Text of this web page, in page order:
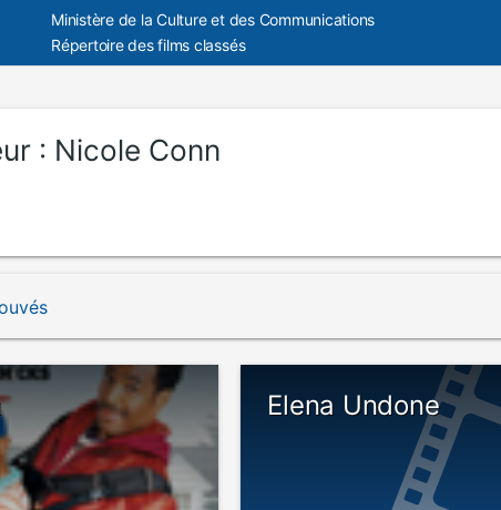
Ministère de la Culture et des Communications
Répertoire des films classés
: Nicole Conn
Elena Undone